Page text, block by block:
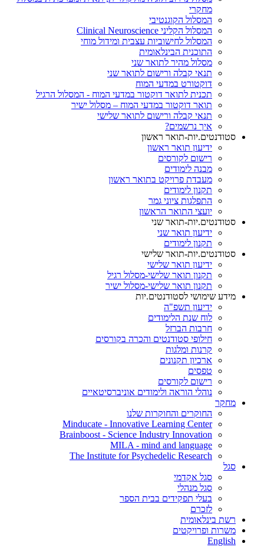
מחקרי
המסלול הקוגנטיבי
המסלול הקליני Clinical Neuroscience
המסלול לחישוביות עצבית ומידול מוחי
התוכנית הבינלאומית
מסלול מהיר לתואר שני
תנאי קבלה ורישום לתואר שני
דוקטורט במדעי המוח
תכנית לתואר דוקטור במדעי המוח - המסלול הרגיל
תואר דוקטור במדעי המוח – מסלול ישיר
תנאי קבלה ורישום לתואר שלישי
איך נרשמים?
סטודנטים.יות-תואר ראשון
ידיעון תואר ראשון
רישום לקורסים
מבנה לימודים
מעבדת פרויקט בתואר ראשון
תקנון לימודים
התפלגות ציוני גמר
יועצי התואר הראשון
סטודנטים.יות-תואר שני
ידיעון תואר שני
תקנון לימודים
סטודנטים.יות-תואר שלישי
ידיעון תואר שלישי
תקנון תואר שלישי-מסלול רגיל
תקנון תואר שלישי-מסלול ישיר
מידע שימושי לסטודנטים.יות
ידיעון תשפ"ה
לוח שנת הלימודים
חרבות הברזל
חילופי סטודנטים והכרה בקורסים
קרנות ומלגות
ארכיון תקנונים
טפסים
רישום לקורסים
נוהלי הוראה ולימודים אוניברסיטאיים
מחקר
החוקרים והחוקרות שלנו
Minducate - Innovative Learning Center
Brainboost - Science Industry Innovation
MILA - mind and language
The Institute for Psychedelic Research
סגל
סגל אקדמי
סגל מנהלי
בעלי תפקידים בבית הספר
לזכרם
רשת בינלאומית
משרות ופרויקטים
English